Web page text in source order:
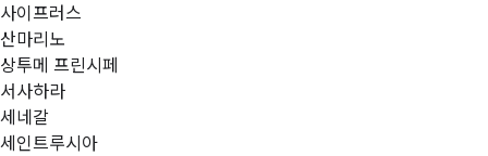
사이프러스
산마리노
상투메 프린시페
서사하라
세네갈
세인트루시아